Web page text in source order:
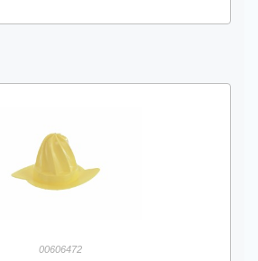
00606472